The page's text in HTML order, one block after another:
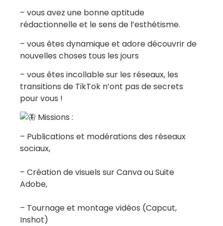
– vous avez une bonne aptitude
rédactionnelle et le sens de l’esthétisme.
– vous êtes dynamique et adore découvrir de
nouvelles choses tous les jours
– vous êtes incollable sur les réseaux, les
transitions de TikTok n’ont pas de secrets
pour vous !
Missions :
– Publications et modérations des réseaux
sociaux,
– Création de visuels sur Canva ou Suite
Adobe,
– Tournage et montage vidéos (Capcut,
Inshot)